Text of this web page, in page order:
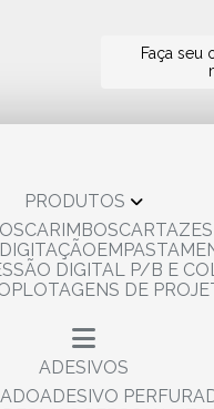
Faça seu
PRODUTOS
CARIMBOS
DIGITAÇÃO
DIGITAL P/B E
PLOTAGENS DE
ADESIVOS
ADESIVO